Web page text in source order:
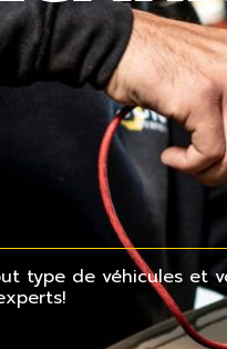
type de véhicules et